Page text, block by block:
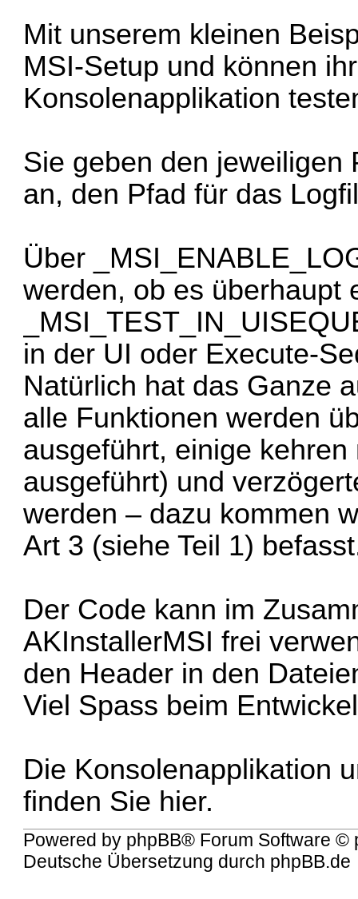
Mit unserem kleinen
MSI-Setup und können
Konsolenapplikation
Sie geben den jeweiligen
an, den Pfad für das
Über
werden, ob es überhaupt
in der UI oder Execute-
Natürlich hat das Ganze
alle Funktionen werden
ausgeführt, einige
ausgeführt) und
werden – dazu kommen
Art 3 (siehe Teil 1)
Der Code kann im
AKInstallerMSI frei
den Header in den
Viel Spass beim
Die Konsolenapplikation
finden Sie hier.
Powered by phpBB® Forum Software ©
Deutsche Übersetzung durch phpBB.de